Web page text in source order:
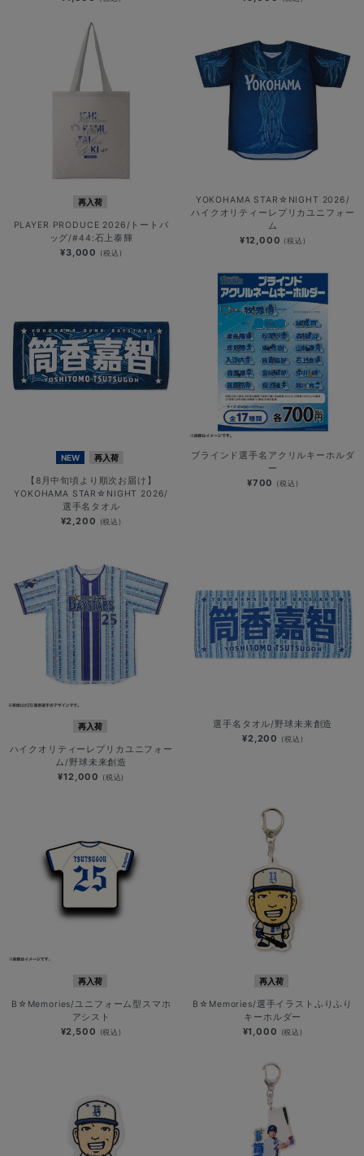
再入荷
PLAYER PRODUCE 2026/トートバ
ッグ/#44:石上泰輝
¥3,000 (税込)
YOKOHAMA STAR☆NIGHT 2026/
ハイクオリティーレプリカユニフォー
ム
¥12,000 (税込)
NEW 再入荷
【8月中旬頃より順次お届け】
YOKOHAMA STAR☆NIGHT 2026/
選手名タオル
¥2,200 (税込)
ブラインド選手名アクリルキーホルダ
ー
¥700 (税込)
再入荷
ハイクオリティーレプリカユニフォー
ム/野球未来創造
¥12,000 (税込)
選手名タオル/野球未来創造
¥2,200 (税込)
再入荷
B☆Memories/ユニフォーム型スマホ
アシスト
¥2,500 (税込)
再入荷
B☆Memories/選手イラストふりふり
キーホルダー
¥1,000 (税込)